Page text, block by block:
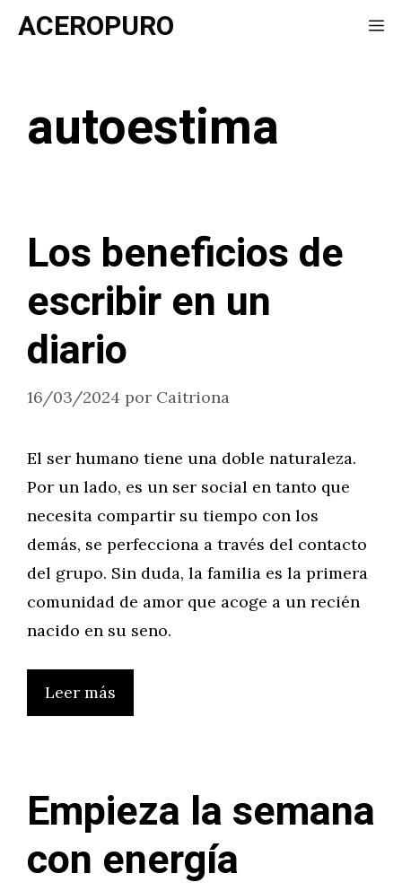
Saltar
ACEROPURO
autoestima
Los beneficios de
escribir en un
diario
16/03/2024 por Caitriona
El ser humano tiene una doble naturaleza.
Por un lado, es un ser social en tanto que
necesita compartir su tiempo con los
demás, se perfecciona a través del contacto
del grupo. Sin duda, la familia es la primera
comunidad de amor que acoge a un recién
nacido en su seno.
Leer más
Empieza la semana
con energía